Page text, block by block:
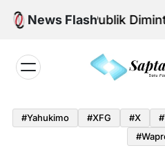
Skip
News Flash
Publik Diminta
#yahukimo #XFG #x